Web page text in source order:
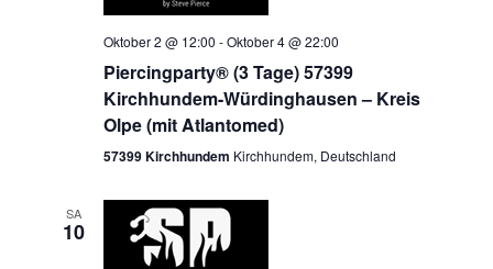
Oktober 2 @ 12:00 -Oktober 4 @ 22:00
Piercingparty® (3 Tage) 57399
Kirchhundem-Würdinghausen – Kreis
Olpe (mit Atlantomed)
57399 Kirchhundem Kirchhundem, Deutschland
SA
10